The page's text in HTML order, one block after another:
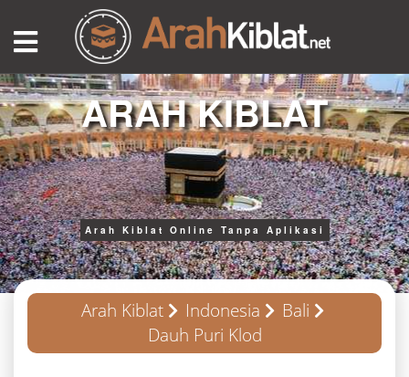
ARAH KIBLAT
Arah Kiblat Online Tanpa Aplikasi
Arah Kiblat Indonesia
Bali
Dauh Puri Klod